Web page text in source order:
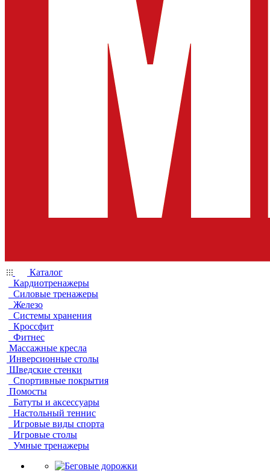
Каталог
Кардиотренажеры
Силовые тренажеры
Железо
Системы хранения
Кроссфит
Фитнес
Массажные кресла
Инверсионные столы
Шведские стенки
Спортивные покрытия
Помосты
Батуты и аксессуары
Настольный теннис
Игровые виды спорта
Игровые столы
Умные тренажеры